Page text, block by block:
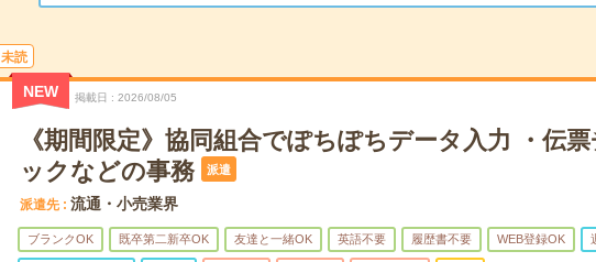
未読
NEW 掲載日 2026/08/05
《期間限定》協同組合でぽちぽちデータ入力 ・伝票
ックなどの事務
派遣
派遣先 流通・小売業界
ブランクOK 既卒第二新卒OK 友達と一緒OK 英語不要 履歴書不要 WEB登録OK